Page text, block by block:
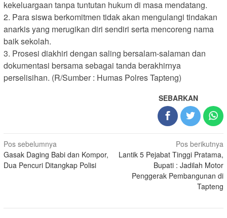
kekeluargaan tanpa tuntutan hukum di masa mendatang.
2. Para siswa berkomitmen tidak akan mengulangi tindakan
anarkis yang merugikan diri sendiri serta mencoreng nama
baik sekolah.
3. Prosesi diakhiri dengan saling bersalam-salaman dan
dokumentasi bersama sebagai tanda berakhirnya
perselisihan. (R/Sumber : Humas Polres Tapteng)
SEBARKAN
Navigasi
pos
Pos sebelumnya
Gasak Daging Babi dan Kompor,
Dua Pencuri Ditangkap Polisi
Pos berikutnya
Lantik 5 Pejabat Tinggi Pratama,
Bupati : Jadilah Motor
Penggerak Pembangunan di
Tapteng